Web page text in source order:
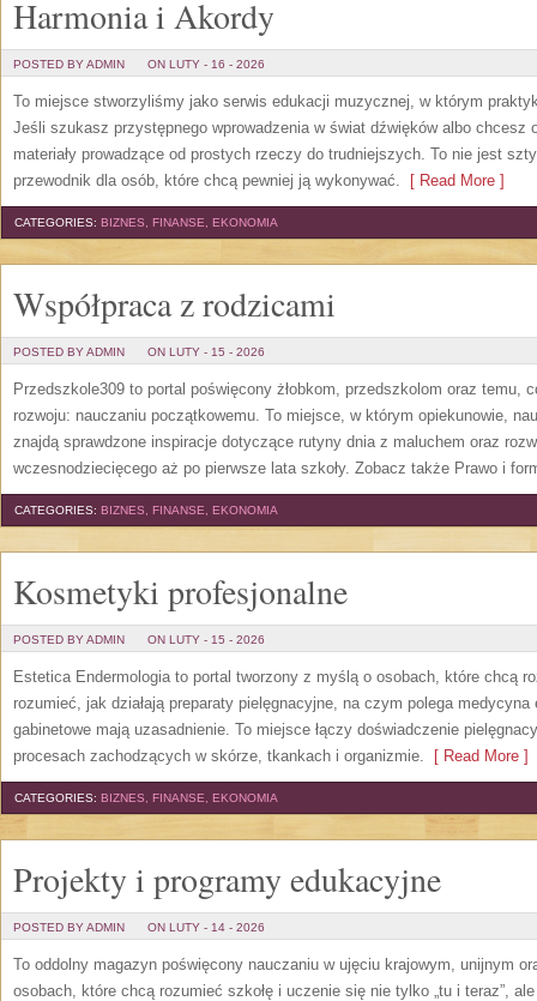
Harmonia i Akordy
POSTED BY ADMIN ON LUTY - 16 - 2026
To miejsce stworzyliśmy jako serwis edukacji muzycznej, w którym
Jeśli szukasz przystępnego wprowadzenia w świat dźwięków albo chcesz
materiały prowadzące od prostych rzeczy do trudniejszych. To nie jest
przewodnik dla osób, które chcą pewniej ją wykonywać. [ Read More ]
CATEGORIES: BIZNES, FINANSE, EKONOMIA
Współpraca z rodzicami
POSTED BY ADMIN ON LUTY - 15 - 2026
Przedszkole309 to portal poświęcony żłobkom, przedszkolom oraz temu,
rozwoju: nauczaniu początkowemu. To miejsce, w którym opiekunowie,
znajdą sprawdzone inspiracje dotyczące rutyny dnia z maluchem oraz
wczesnodziecięcego aż po pierwsze lata szkoły. Zobacz także Prawo i
CATEGORIES: BIZNES, FINANSE, EKONOMIA
Kosmetyki profesjonalne
POSTED BY ADMIN ON LUTY - 15 - 2026
Estetica Endermologia to portal tworzony z myślą o osobach, które chcą
rozumieć, jak działają preparaty pielęgnacyjne, na czym polega
gabinetowe mają uzasadnienie. To miejsce łączy doświadczenie
procesach zachodzących w skórze, tkankach i organizmie. [ Read More ]
CATEGORIES: BIZNES, FINANSE, EKONOMIA
Projekty i programy edukacyjne
POSTED BY ADMIN ON LUTY - 14 - 2026
To oddolny magazyn poświęcony nauczaniu w ujęciu krajowym, unijnym
osobach, które chcą rozumieć szkołę i uczenie się nie tylko „tu i teraz”,